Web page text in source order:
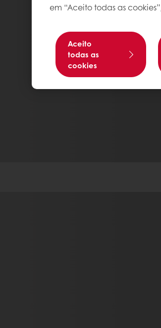
em “Aceito todas as
Aceito
todas as
cookies